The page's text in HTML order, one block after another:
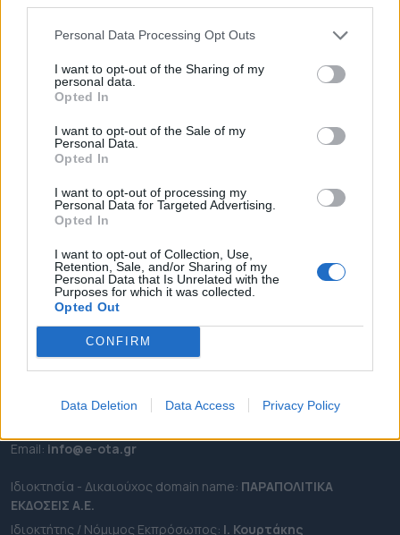
Personal Data Processing Opt Outs
I want to opt-out of the Sharing of my
personal data.
Opted In
I want to opt-out of the Sale of my
Personal Data.
Opted In
I want to opt-out of processing my
Personal Data for Targeted Advertising.
Opted In
I want to opt-out of Collection, Use,
Retention, Sale, and/or Sharing of my
Personal Data that Is Unrelated with the
Purposes for which it was collected.
Opted Out
CONFIRM
Data Deletion Data Access Privacy Policy
ΡΟΗ ΕΙΔΗΣΕΩΝ
ΕΠΙΚΑΙΡΟΤΗΤΑ
ΠΕΡΙΦΕΡΕΙΕΣ
OTA LEAKS
ΣΥΝΕΝΤΕΥΞΕΙΣ
ΑΠΟΨΕΙΣ
ΠΡΟΣΛΗΨΕΙΣ
e-ota.gr | Ταυτότητα
Καλλιθέα Αττικής
Εmail: info@e-ota.gr
Ιδιοκτησία - Δικαιούχος domain name: ΠΑΡΑΠΟΛΙΤΙΚΑ
ΕΚΔΟΣΕΙΣ A.E.
Ιδιοκτήτης / Νόμιμος Εκπρόσωπος: Ι. Κουρτάκης